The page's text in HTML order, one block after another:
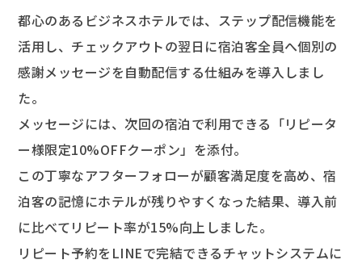
都心のあるビジネスホテルでは、ステップ配信機能を
活用し、チェックアウトの翌日に宿泊客全員へ個別の
感謝メッセージを自動配信する仕組みを導入しまし
た。
メッセージには、次回の宿泊で利用できる「リピータ
ー様限定10%OFFクーポン」を添付。
この丁寧なアフターフォローが顧客満足度を高め、宿
泊客の記憶にホテルが残りやすくなった結果、導入前
に比べてリピート率が15%向上しました。
リピート予約をLINEで完結できるチャットシステムに